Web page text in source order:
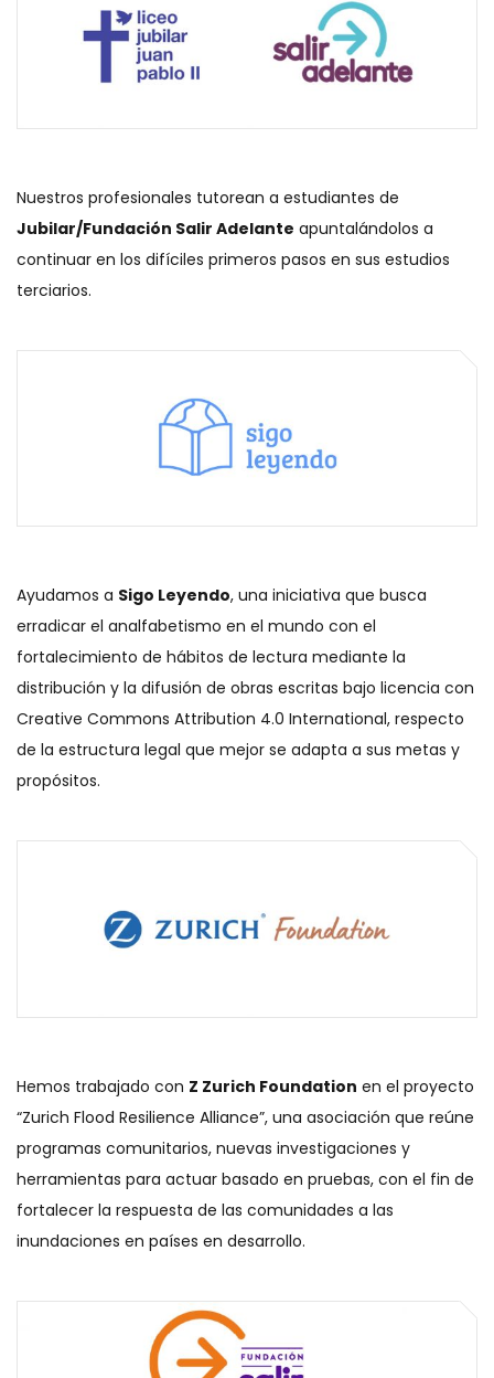
Nuestros profesionales tutorean a estudiantes de
Jubilar/Fundación Salir Adelante apuntalándolos a
continuar en los difíciles primeros pasos en sus estudios
terciarios.
Ayudamos a Sigo Leyendo, una iniciativa que busca
erradicar el analfabetismo en el mundo con el
fortalecimiento de hábitos de lectura mediante la
distribución y la difusión de obras escritas bajo licencia con
Creative Commons Attribution 4.0 International, respecto
de la estructura legal que mejor se adapta a sus metas y
propósitos.
Hemos trabajado con Z Zurich Foundation en el proyecto
“Zurich Flood Resilience Alliance”, una asociación que reúne
programas comunitarios, nuevas investigaciones y
herramientas para actuar basado en pruebas, con el fin de
fortalecer la respuesta de las comunidades a las
inundaciones en países en desarrollo.